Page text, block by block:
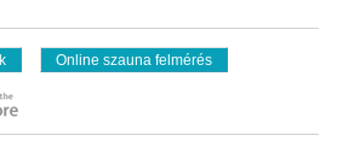
Online szauna felmérés